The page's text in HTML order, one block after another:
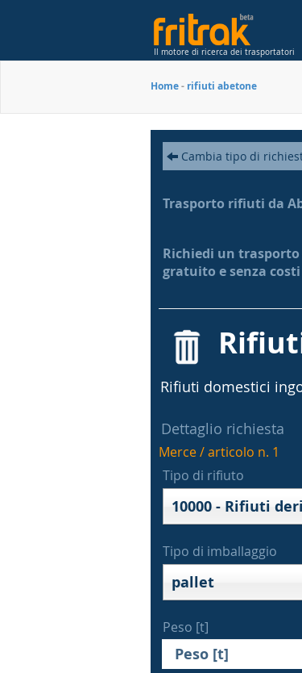
Il motore di ricerca dei trasportatori
Home- rifiuti abetone
Cambia tipo di
Trasporto rifiuti da
Richiedi un
gratuito e senza
Rifiuti domestici
Dettaglio richiesta
Merce / articolo n. 1
Tipo di rifiuto
Tipo di imballaggio
pallet
Peso [t]